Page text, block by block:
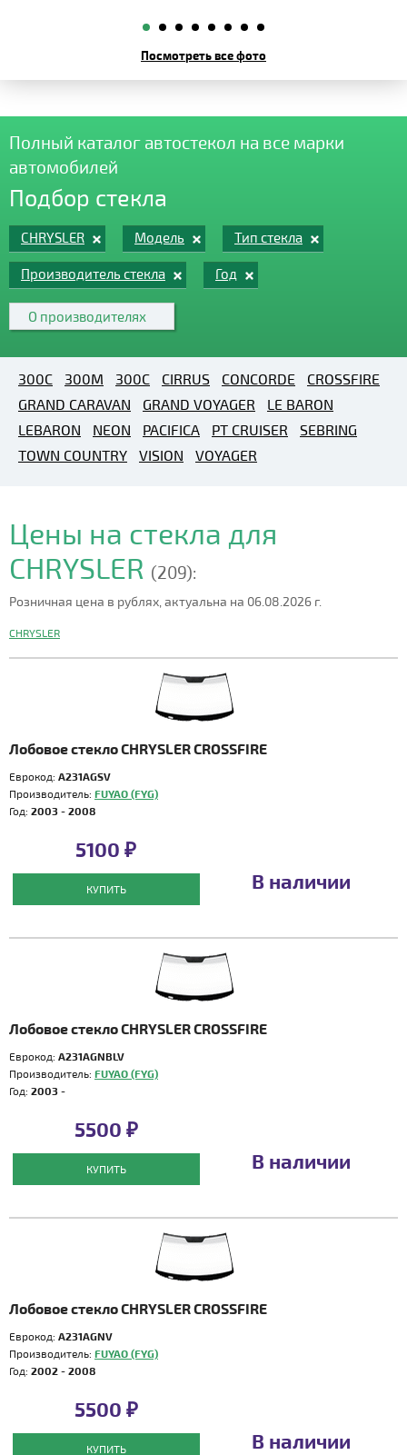
Посмотреть все фото
Полный каталог автостекол на все марки
автомобилей
Подбор стекла
CHRYSLER Модель Тип стекла
Производитель стекла Год
О производителях
300C 300M 300С CIRRUS CONCORDE
CROSSFIRE
GRAND CARAVAN
GRAND VOYAGER
LE BARON
LEBARON
NEON PACIFICA PT CRUISER
SEBRING
TOWN COUNTRY
VISION VOYAGER
Цены на стекла для
CHRYSLER (209):
Розничная цена в рублях, актуальна на 06.08.2026 г.
CHRYSLER
Лобовое стекло CHRYSLER CROSSFIRE
Еврокод: A231AGSV
Производитель: FUYAO (FYG)
Год: 2003 - 2008
5100 ₽
КУПИТЬ В наличии
Лобовое стекло CHRYSLER CROSSFIRE
Еврокод: A231AGNBLV
Производитель: FUYAO (FYG)
Год: 2003 -
5500 ₽
КУПИТЬ В наличии
Лобовое стекло CHRYSLER CROSSFIRE
Еврокод: A231AGNV
Производитель: FUYAO (FYG)
Год: 2002 - 2008
5500 ₽
КУПИТЬ В наличии